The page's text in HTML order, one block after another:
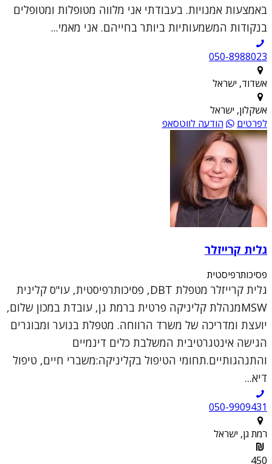
באמצעות אמנויות. בעבודתי אני מלווה מטופלות ומטופלים
בנקודות המשמעותיות ביותר בחייהם. אני מאמי...
050-8988023
אשדוד, ישראל
אשקלון, ישראל
לפרטים
הודעה לווטסאפ
גלית קרייזלר
פסיכותרפיסטית
גלית קרייזלר מטפלת DBT, פסיכותרפיסטית, עו"ס קלינית
MSWמנהלת קליניקה פרטית ברמת גן, עובדת במכון שלום,
יועצת ומדריכה של משרד הרווחה. מטפלת בנוער ומבוגרים
הגישה אינטגרטיבית המשלבת כלים דינמיים
והתנהגותיים.תחומי הטיפול בקליניקה:משברי חיים, טיפול
דיא...
050-9909431
רמת גן, ישראל
450